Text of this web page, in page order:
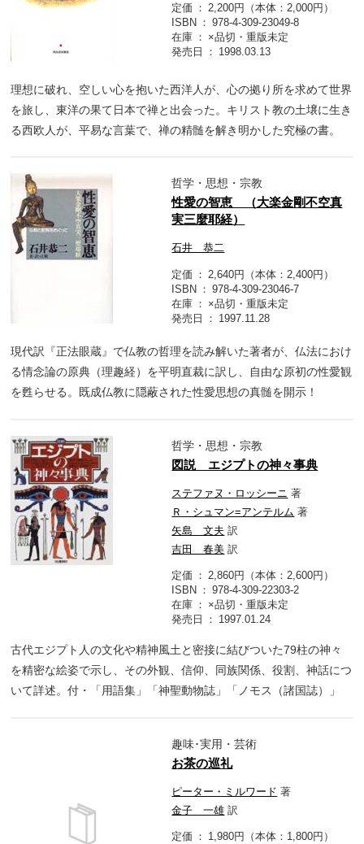
定価
2,200円（本体：2,000円）
ISBN
978-4-309-23049-8
在庫
×品切・重版未定
発売日
1998.03.13
理想に破れ、空しい心を抱いた西洋人が、心の拠り所を求めて世界
を旅し、東洋の果て日本で禅と出会った。キリスト教の土壌に生き
る西欧人が、平易な言葉で、禅の精髄を解き明かした究極の書。
哲学・思想・宗教
性愛の智恵 （大楽金剛不空真
実三麼耶経）
石井 恭二
定価
2,640円（本体：2,400円）
ISBN
978-4-309-23046-7
在庫
×品切・重版未定
発売日
1997.11.28
現代訳『正法眼蔵』で仏教の哲理を読み解いた著者が、仏法におけ
る情念論の原典（理趣経）を平明直裁に訳し、自由な原初の性愛観
を甦らせる。既成仏教に隠蔽された性愛思想の真髄を開示！
哲学・思想・宗教
図説 エジプトの神々事典
ステファヌ・ロッシーニ 著
Ｒ・シュマン=アンテルム 著
矢島 文夫 訳
吉田 春美 訳
定価
2,860円（本体：2,600円）
ISBN
978-4-309-22303-2
在庫
×品切・重版未定
発売日
1997.01.24
古代エジプト人の文化や精神風土と密接に結びついた79柱の神々
を精密な絵姿で示し、その外観、信仰、同族関係、役割、神話につ
いて詳述。付・「用語集」「神聖動物誌」「ノモス（諸国誌）」
趣味･実用・芸術
お茶の巡礼
ピーター・ミルワード 著
金子 一雄 訳
定価
1,980円（本体：1,800円）